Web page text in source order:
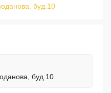
буд.10
буд.10